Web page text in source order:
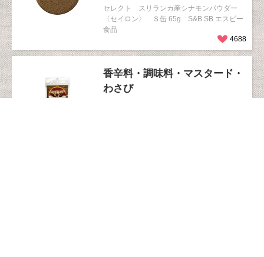
セレクト スリランカ産シナモンパウダー
〈セイロン〉 Ｓ缶 65g S&B SB エスビー
食品
4688
香辛料・調味料・マスタード・
わさび